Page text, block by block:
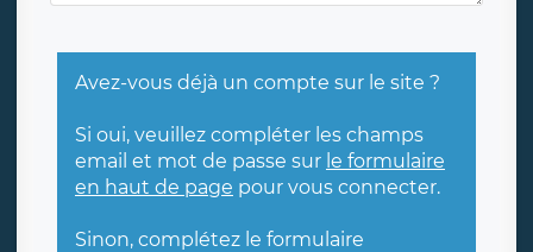
Avez-vous déjà un compte sur le site ?
Si oui, veuillez compléter les champs
email et mot de passe sur le formulaire
en haut de page pour vous connecter.
Sinon, complétez le formulaire